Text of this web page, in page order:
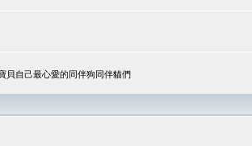
貝自己最心愛的同伴狗同伴貓們